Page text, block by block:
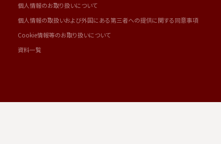
個人情報のお取り扱いについて
個人情報の取扱いおよび外国にある第三者への提供に関する同意事項
Cookie情報等のお取り扱いについて
資料一覧